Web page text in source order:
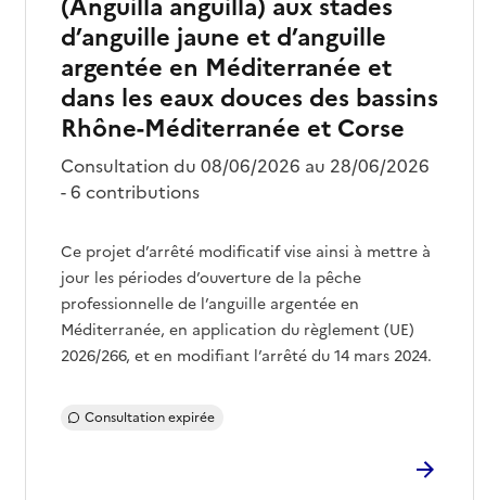
d’anguille jaune et d’anguille
argentée en Méditerranée et
dans les eaux douces des bassins
Rhône-Méditerranée et Corse
Consultation du 08/06/2026 au 28/06/2026
- 6 contributions
Ce projet d’arrêté modificatif vise ainsi à mettre à
jour les périodes d’ouverture de la pêche
professionnelle de l’anguille argentée en
Méditerranée, en application du règlement (UE)
2026/266, et en modifiant l’arrêté du 14 mars 2024.
Consultation expirée